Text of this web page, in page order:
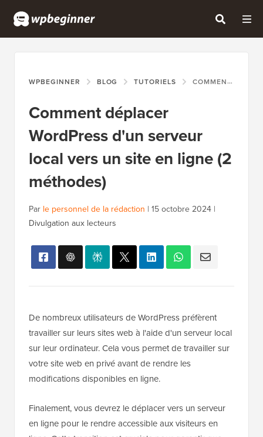
WPBEGINNER BLOG TUTORIELS COMMENT DÉPLACER WORDPRESS D'UN SERVEUR LOCAL VERS UN SITE EN LIGNE (2 MÉTHODES)
Comment déplacer
WordPress d'un serveur
local vers un site en ligne (2
méthodes)
Par le personnel de la rédaction | 15 octobre 2024 |
Divulgation aux lecteurs
De nombreux utilisateurs de WordPress préfèrent
travailler sur leurs sites web à l'aide d'un serveur local
sur leur ordinateur. Cela vous permet de travailler sur
votre site web en privé avant de rendre les
modifications disponibles en ligne.
Finalement, vous devrez le déplacer vers un serveur
en ligne pour le rendre accessible aux visiteurs en